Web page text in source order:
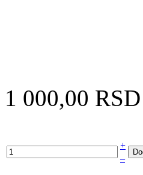
1 000,00 RSD
+
–